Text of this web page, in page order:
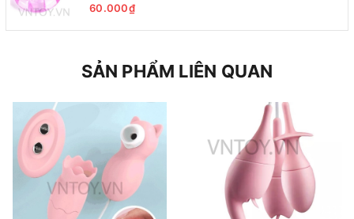
60.000₫
SẢN PHẨM LIÊN QUAN